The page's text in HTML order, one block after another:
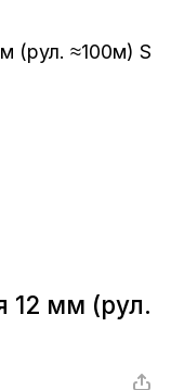
12 мм (рул.